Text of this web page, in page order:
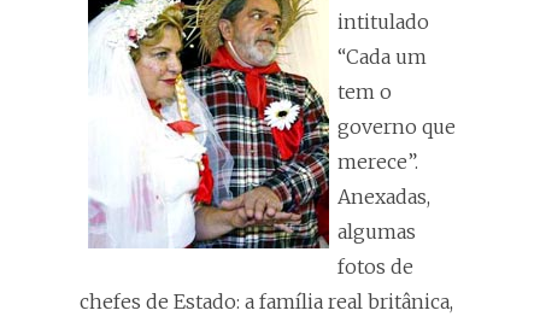
intitulado
“Cada um
tem o
governo que
merece”.
Anexadas,
algumas
fotos de
chefes de Estado: a família real britânica,